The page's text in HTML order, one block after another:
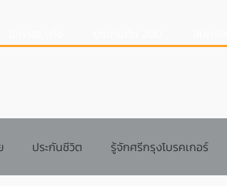
ประกันชีวิต รู้จักศรีกรุงโบรคเกอร์